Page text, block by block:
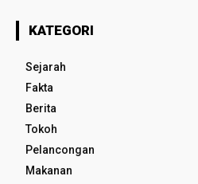
KATEGORI
Sejarah
Fakta
Berita
Tokoh
Pelancongan
Makanan